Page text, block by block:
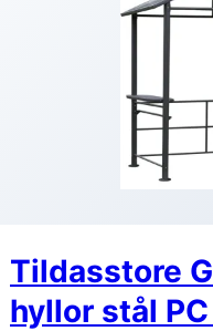
Tildasstore
hyllor stål